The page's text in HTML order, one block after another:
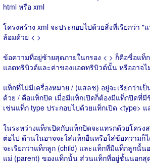
html หรือ xml
โครงสร้าง xml จะประกอบไปด้วยสิ่งที่เรียกว่า
ล้อมด้วย < >
ข้อความที่อยู่ซ้ายสุดภายในกรอง < > ก็คือชื่อแท็
แอตทริบิวต์และค่าของแอตทริบิวต์นั้น หรืออาจไ
แท็กที่ไม่มีเครื่องหมาย / (แสลช) อยู่จะเรียกว่า
ด้วย / คือแท็กปิด เมื่อมีแท็กเปิดก็ต้องมีแท็กปิดที่
เช่นแท็ก type ประกอบไปด้วยแท็กเปิด <type>
ในระหว่างแท็กเปิดกับแท็กปิดจะแทรกด้วยโครง
ต่อไป ด้านในอาจจะใส่แท็กอื่นหรือใส่ข้อความ
จะเรียกว่าแท็กลูก (child) และแท็กที่มีแท็กลูกนั้น
แม่ (parent) ของแท็กนั้น ส่วนแท็กที่อยู่ชั้นนอกสุด